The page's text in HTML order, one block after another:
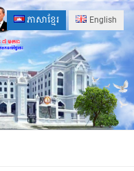
ភាសាខ្មែរ English